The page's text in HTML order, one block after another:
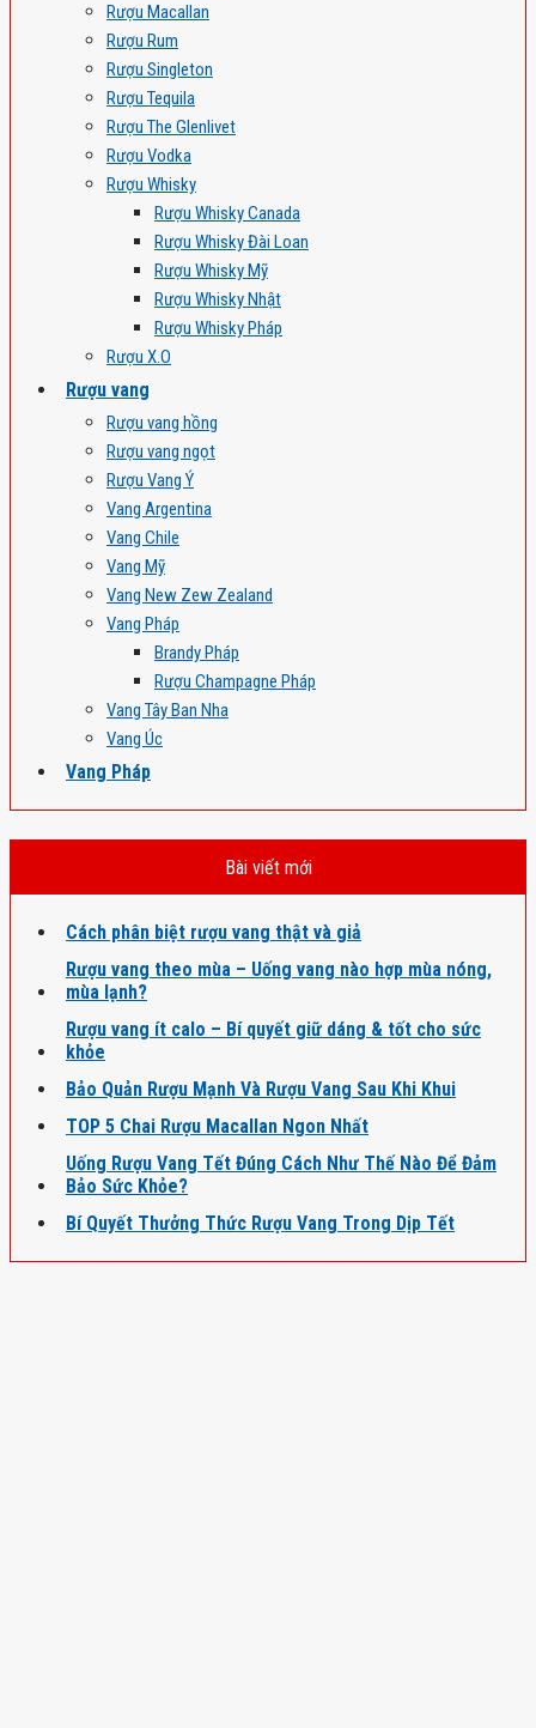
Rượu Macallan
Rượu Rum
Rượu Singleton
Rượu Tequila
Rượu The Glenlivet
Rượu Vodka
Rượu Whisky
Rượu Whisky Canada
Rượu Whisky Đài Loan
Rượu Whisky Mỹ
Rượu Whisky Nhật
Rượu Whisky Pháp
Rượu X.O
Rượu vang
Rượu vang hồng
Rượu vang ngọt
Rượu Vang Ý
Vang Argentina
Vang Chile
Vang Mỹ
Vang New Zew Zealand
Vang Pháp
Brandy Pháp
Rượu Champagne Pháp
Vang Tây Ban Nha
Vang Úc
Vang Pháp
Bài viết mới
Cách phân biệt rượu vang thật và giả
Rượu vang theo mùa – Uống vang nào hợp mùa nóng,
mùa lạnh?
Rượu vang ít calo – Bí quyết giữ dáng & tốt cho sức
khỏe
Bảo Quản Rượu Mạnh Và Rượu Vang Sau Khi Khui
TOP 5 Chai Rượu Macallan Ngon Nhất
Uống Rượu Vang Tết Đúng Cách Như Thế Nào Để Đảm
Bảo Sức Khỏe?
Bí Quyết Thưởng Thức Rượu Vang Trong Dịp Tết